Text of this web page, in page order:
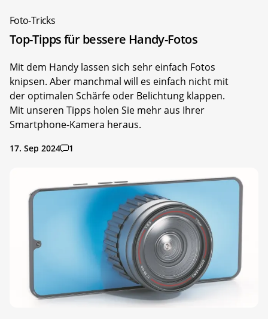
Foto-Tricks
Top-Tipps für bessere Handy-Fotos
Mit dem Handy lassen sich sehr einfach Fotos
knipsen. Aber manchmal will es einfach nicht mit
der optimalen Schärfe oder Belichtung klappen.
Mit unseren Tipps holen Sie mehr aus Ihrer
Smartphone-Kamera heraus.
17. Sep 2024 1